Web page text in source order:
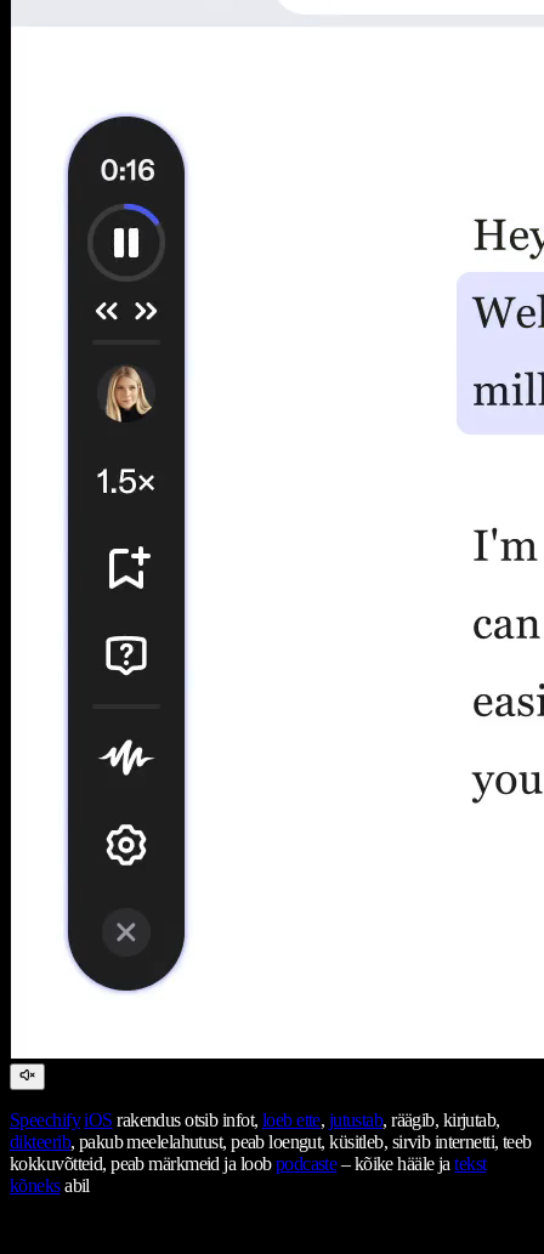
Speechify iOS rakendus otsib infot, loeb ette, jutustab, räägib, kirjutab,
dikteerib, pakub meelelahutust, peab loengut, küsitleb, sirvib internetti, teeb
kokkuvõtteid, peab märkmeid ja loobpodcaste– kõike hääle jatekst
kõneksabil